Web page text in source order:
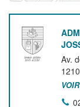
Av.
1210